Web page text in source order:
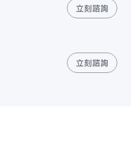
立刻諮詢
立刻諮詢